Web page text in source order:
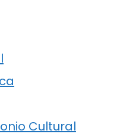
Cultural